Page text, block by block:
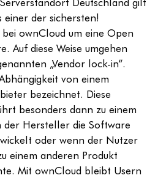
einer der sichersten!
ownCloud um eine Open
Auf diese Weise umgehen
„Vendor lock-in“.
von einem
bezeichnet. Diese
besonders dann zu einem
der Hersteller die Software
oder wenn der Nutzer
einem anderen Produkt
Mit ownCloud bleibt Usern